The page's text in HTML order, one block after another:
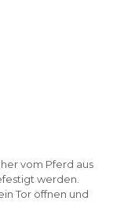
vom Pferd aus
werden.
Tor öffnen und